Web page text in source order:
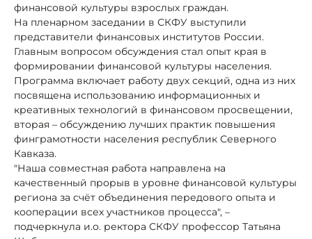
финансовой культуры взрослых граждан.
На пленарном заседании в СКФУ выступили
представители финансовых институтов России.
Главным вопросом обсуждения стал опыт края в
формировании финансовой культуры населения.
Программа включает работу двух секций, одна из них
посвящена использованию информационных и
креативных технологий в финансовом просвещении,
вторая – обсуждению лучших практик повышения
финграмотности населения республик Северного
Кавказа.
"Наша совместная работа направлена на
качественный прорыв в уровне финансовой культуры
региона за счёт объединения передового опыта и
кооперации всех участников процесса", –
подчеркнула и.о. ректора СКФУ профессор Татьяна